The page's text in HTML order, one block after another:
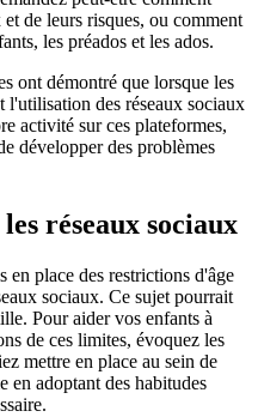
de leurs risques, ou comment
les préados et les ados.
ont démontré que lorsque les
des réseaux sociaux
activité sur ces plateformes,
développer des problèmes
réseaux sociaux
en place des restrictions d'âge
sociaux. Ce sujet pourrait
Pour aider vos enfants à
de ces limites, évoquez les
mettre en place au sein de
adoptant des habitudes